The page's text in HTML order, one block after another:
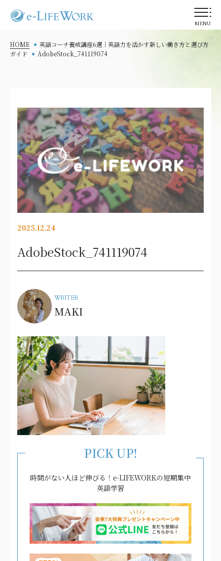
MENU
HOME
英語コーチ養成講座6選｜英語力を活かす新しい働き方と選び方
ガイド
AdobeStock_741119074
2025.12.24
AdobeStock_741119074
WRITER
MAKI
PICK UP!
時間がない人ほど伸びる！e-LIFEWORKの短期集中
英語学習